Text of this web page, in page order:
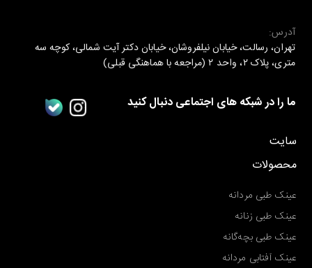
آدرس:
تهران، رسالت، خیابان نیلفروشان، خیابان دکتر آیت شمالی، کوچه سه
متری، پلاک ۲، واحد ۲ (مراجعه با هماهنگی قبلی)
ما را در شبکه های اجتماعی دنبال کنید
سایت
محصولات
عینک طبی مردانه
عینک طبی زنانه
عینک طبی بچه‌گانه
عینک آفتابی مردانه